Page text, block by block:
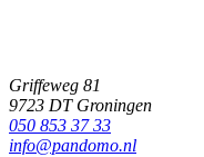
Griffeweg 81
9723 DT Groningen
050 853 37 33
info@pandomo.nl